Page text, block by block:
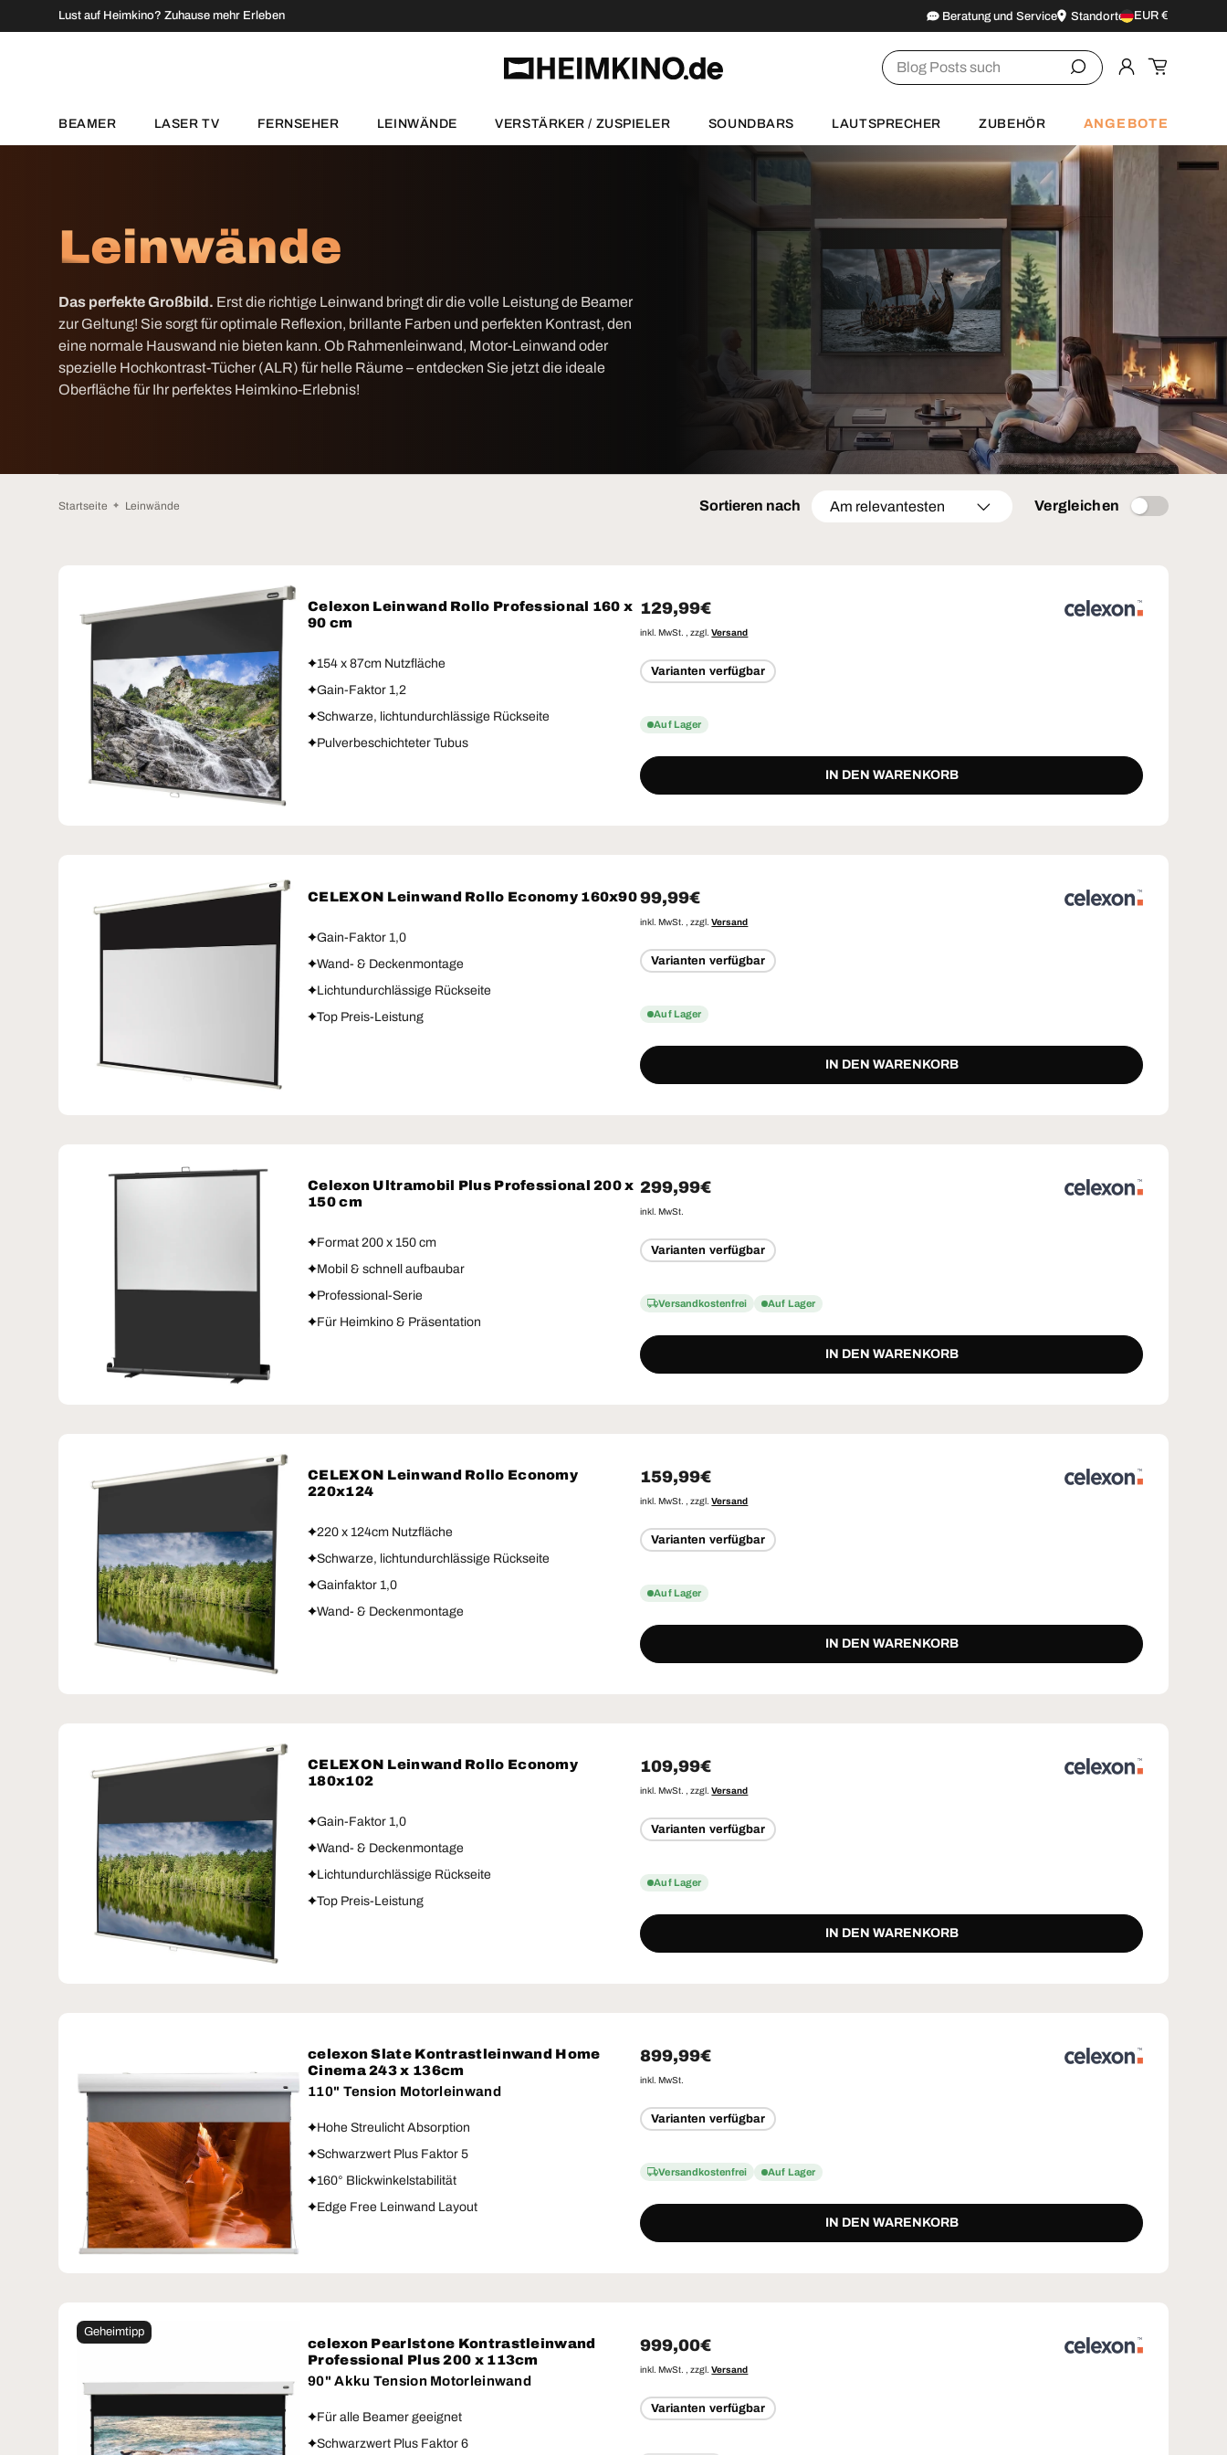
Zum Inhalt springen
Zum Menü springen
Fußzeile springen
Barrierefreiheits-Widget öffnen
DIREKT ZUM INHALT
Lust auf Heimkino? Zuhause mehr Erleben Beratung und Service StandorteLand/Region
EUR €
Suchen
Einloggen
BEAMER LASER TV FERNSEHER LEINWÄNDE VERSTÄRKER / ZUSPIELER SOUNDBARS LAUTSPRECHER ZUBEHÖR ANGEBOTE
Leinwände
Das perfekte Großbild. Erst die richtige Leinwand bringt dir die volle Leistung de Beamer
zur Geltung! Sie sorgt für optimale Reflexion, brillante Farben und perfekten Kontrast, den
eine normale Hauswand nie bieten kann. Ob Rahmenleinwand, Motor-Leinwand oder
spezielle Hochkontrast-Tücher (ALR) für helle Räume – entdecken Sie jetzt die ideale
Oberfläche für Ihr perfektes Heimkino-Erlebnis!
Startseite Leinwände Sortieren nach Am relevantesten Vergleichen
Celexon Leinwand Rollo Professional 160 x
90 cm
154 x 87cm Nutzfläche
Gain-Faktor 1,2
Schwarze, lichtundurchlässige Rückseite
Pulverbeschichteter Tubus
Normaler Preis
129,99€
inkl. MwSt. , zzgl.Versand
Varianten verfügbar
Auf Lager
IN DEN WARENKORB
CELEXON Leinwand Rollo Economy 160x90
Gain-Faktor 1,0
Wand- & Deckenmontage
Lichtundurchlässige Rückseite
Top Preis-Leistung
Normaler Preis
99,99€
inkl. MwSt. , zzgl.Versand
Varianten verfügbar
Auf Lager
IN DEN WARENKORB
Celexon Ultramobil Plus Professional 200 x
150 cm
Format 200 x 150 cm
Mobil & schnell aufbaubar
Professional-Serie
Für Heimkino & Präsentation
Normaler Preis
299,99€
inkl. MwSt.
Varianten verfügbar
Versandkostenfrei Auf Lager
IN DEN WARENKORB
CELEXON Leinwand Rollo Economy
220x124
220 x 124cm Nutzfläche
Schwarze, lichtundurchlässige Rückseite
Gainfaktor 1,0
Wand- & Deckenmontage
Normaler Preis
159,99€
inkl. MwSt. , zzgl.Versand
Varianten verfügbar
Auf Lager
IN DEN WARENKORB
CELEXON Leinwand Rollo Economy
180x102
Gain-Faktor 1,0
Wand- & Deckenmontage
Lichtundurchlässige Rückseite
Top Preis-Leistung
Normaler Preis
109,99€
inkl. MwSt. , zzgl.Versand
Varianten verfügbar
Auf Lager
IN DEN WARENKORB
celexon Slate Kontrastleinwand Home
Cinema 243 x 136cm
110" Tension Motorleinwand
Hohe Streulicht Absorption
Schwarzwert Plus Faktor 5
160° Blickwinkelstabilität
Edge Free Leinwand Layout
Normaler Preis
899,99€
inkl. MwSt.
Varianten verfügbar
Versandkostenfrei Auf Lager
IN DEN WARENKORB
Geheimtipp
celexon Pearlstone Kontrastleinwand
Professional Plus 200 x 113cm
90" Akku Tension Motorleinwand
Für alle Beamer geeignet
Schwarzwert Plus Faktor 6
Normaler Preis
999,00€
inkl. MwSt. , zzgl.Versand
Varianten verfügbar